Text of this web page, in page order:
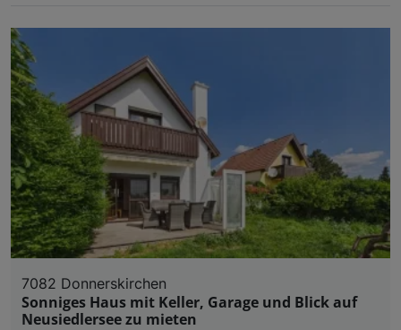
7082 Donnerskirchen
Sonniges Haus mit Keller, Garage und Blick auf
Neusiedlersee zu mieten